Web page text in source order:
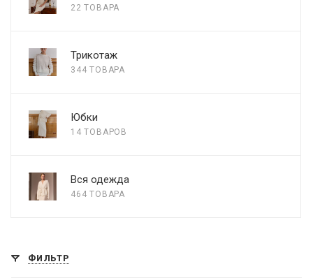
22 ТОВАРА
Трикотаж
344 ТОВАРА
Юбки
14 ТОВАРОВ
Вся одежда
464 ТОВАРА
ФИЛЬТР